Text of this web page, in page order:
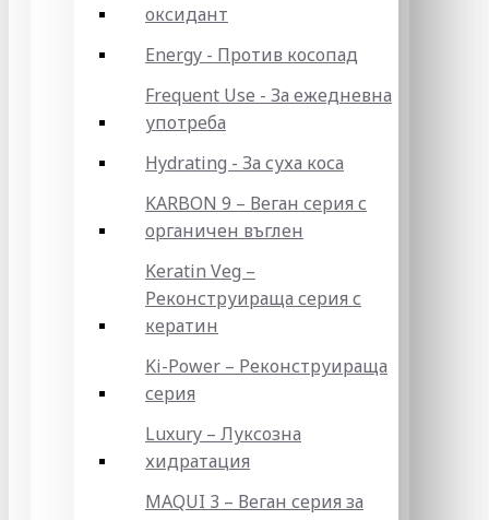
оксидант
Energy - Против косопад
Frequent Use - За ежедневна
употреба
Hydrating - За суха коса
KARBON 9 – Веган серия с
органичен въглен
Keratin Veg –
Реконструираща серия с
кератин
Ki-Power – Реконструираща
серия
Luxury – Луксозна
хидратация
MAQUI 3 – Веган серия за